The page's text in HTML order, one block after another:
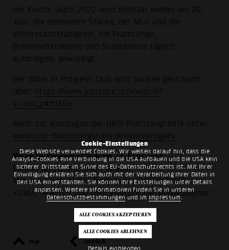
Cookie-Einstellungen
Diese Website verwendet Cookies. Wir weisen darauf hin, dass die
Analyse-Cookies eine Verbindung in die USA aufbauen und die USA kein
sicherer Drittstaat im Sinne des EU-Datenschutzrechts ist. Mit Ihrer
Einwilligung erklären Sie sich auch mit der Verarbeitung Ihrer Daten in
den USA einverstanden. Sie können Ihre Einstellungen unter Details
anpassen. Weitere Informationen finden Sie in unseren
Datenschutzbestimmungen und im Impressum .
Details einblenden
der Flucht. Auch 2022 wird deshalb wieder am 20.
Juni, die besondere Stärke, der Mut und die
Widerstandsfähigkeit, die Flüchtlinge,
Binnenvertriebene und Staatenlose täglich
aufbringen, gewürdigt.
Der Work In Progress Club wird parallel gestreamt
über:
https://www.youtube.com/watch?
v=zen_z4Yd3Gk
Mehr zur Kampagne der UNO-Flüchtlingshilfe unter:
www.uno-fluechtlingshilfe.de/withrefugees
Work in Progress Club am 22. Juni 2022
Einlass ab 20 Uhr, freier Eintritt
Mit Juli Gilde, Victor Rodriguez, EMBER TALES,
KUMA, NINI IVY und dem Popchor der Popakademie.
top zurück